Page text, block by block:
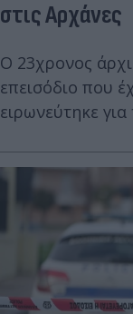
στις Αρχάνες
Ο 23χρονος
επεισόδιο που
ειρωνεύτηκε